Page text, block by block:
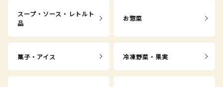
スープ・ソース・レトルト
品
お惣菜
菓子・アイス 冷凍野菜・果実